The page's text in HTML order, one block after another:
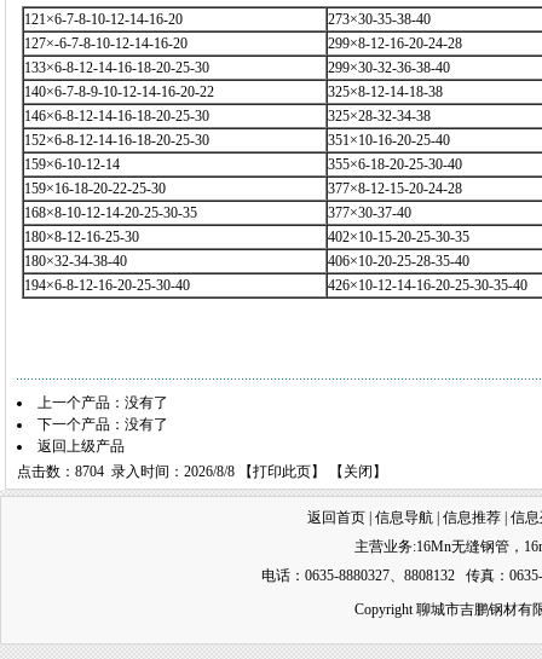
121×6-7-8-10-12-14-16-20
273×30-35-38-40
127×-6-7-8-10-12-14-16-20
299×8-12-16-20-24-28
133×6-8-12-14-16-18-20-25-30
299×30-32-36-38-40
140×6-7-8-9-10-12-14-16-20-22
325×8-12-14-18-38
146×6-8-12-14-16-18-20-25-30
325×28-32-34-38
152×6-8-12-14-16-18-20-25-30
351×10-16-20-25-40
159×6-10-12-14
355×6-18-20-25-30-40
159×16-18-20-22-25-30
377×8-12-15-20-24-28
168×8-10-12-14-20-25-30-35
377×30-37-40
180×8-12-16-25-30
402×10-15-20-25-30-35
180×32-34-38-40
406×10-20-25-28-35-40
194×6-8-12-16-20-25-30-40
426×10-12-14-16-20-25-30-35-40
上一个产品：没有了
下一个产品：没有了
返回上级产品
点击数：8704 录入时间：2026/8/8 【打印此页】 【 关闭 】
返回首页 信息导航 信息推荐 信
主营业务:16Mn无缝钢管，
电话：0635-8880327、8808132 传真：
Copyright 聊城市吉鹏钢材